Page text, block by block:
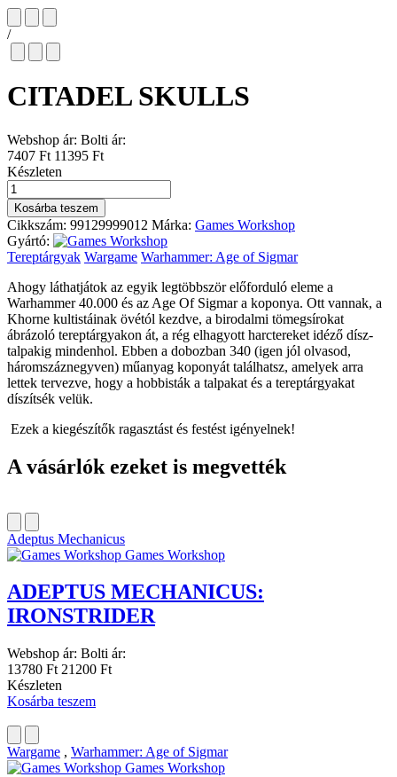
/
CITADEL SKULLS
Webshop ár: Bolti ár:
7407 Ft 11395 Ft
Készleten
CITADEL
SKULLS
mennyiség
Kosárba teszem
Cikkszám: 99129999012 Márka: Games Workshop
Gyártó:
Tereptárgyak Wargame Warhammer: Age of Sigmar
Ahogy láthatjátok az egyik legtöbbször előforduló eleme a
Warhammer 40.000 és az Age Of Sigmar a koponya. Ott vannak, a
Khorne kultistáinak övétól kezdve, a birodalmi tömegsírokat
ábrázoló tereptárgyakon át, a rég elhagyott harctereket idéző dísz-
talpakig mindenhol. Ebben a dobozban 340 (igen jól olvasod,
háromszáznegyven) műanyag koponyát találhatsz, amelyek arra
lettek tervezve, hogy a hobbisták a talpakat és a tereptárgyakat
díszítsék velük.
Ezek a kiegészítők ragasztást és festést igényelnek!
A vásárlók ezeket is megvették
Adeptus Mechanicus
Games Workshop
ADEPTUS MECHANICUS:
IRONSTRIDER
Webshop ár: Bolti ár:
13780 Ft 21200 Ft
Készleten
Kosárba teszem
Wargame , Warhammer: Age of Sigmar
Games Workshop